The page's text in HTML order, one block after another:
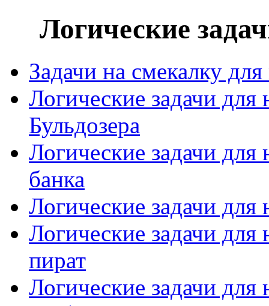
Логические
Задачи на смекалку
Логические задачи
Бульдозера
Логические задачи
банка
Логические задачи
Логические задачи
пират
Логические задачи